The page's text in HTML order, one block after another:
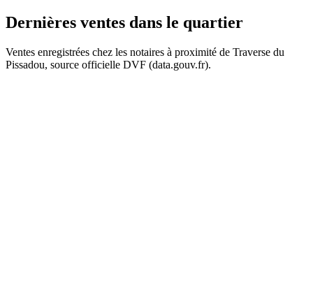
Dernières ventes dans le quartier
Ventes enregistrées chez les notaires à proximité de Traverse du
Pissadou, source officielle DVF (data.gouv.fr).